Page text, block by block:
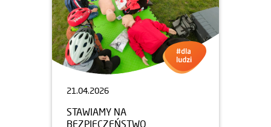
21.04.2026
STAWIAMY NA
BEZPIECZEŃSTWO